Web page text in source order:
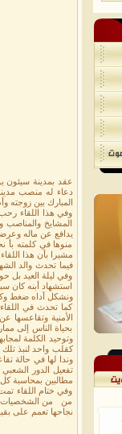
عقد بمدينة سيئون
دعاء له منصب
المبارك بين زوجته
وفي هذا اللقاء
المشايخ
يدافع عن ماله
منوها في كلمته بأ
مشيرا بأن هذا
فيما تحدث والد
وفي ليلة العيد بل
استشهاد أبنه كان
ونشكل آداه ضغط
كما تحدث في
الأمنية وتقاعسها
بحياة الناس إلى
وتوحيد الكلمة
كقلب واحد لنبذ
وندا لها في حالة
تفعيل الدور
مطالبين بمحاسبة
وفي ختام اللقاء
من من الشخصيات
نجاحها تعمم على